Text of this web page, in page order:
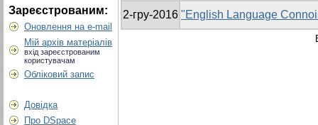
Зареєстрованим:
Оновлення на e-mail
Мій архів матеріалів
вхід зареєстрованим
користувачам
Обліковий запис
Довідка
Про DSpace
2-гру-2016 "English Language